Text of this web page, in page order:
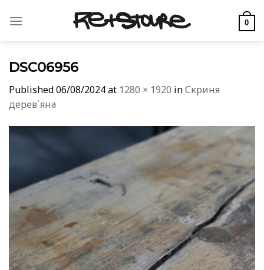
0
DSC06956
Published06/08/2024at 1280 × 1920 inСкриня
дерев`яна